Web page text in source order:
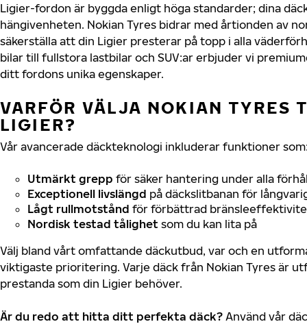
Ligier-fordon är byggda enligt höga standarder; dina
hängivenheten. Nokian Tyres bidrar med årtionden av
säkerställa att din Ligier presterar på topp i alla
bilar till fullstora lastbilar och SUV:ar erbjuder vi
ditt fordons unika egenskaper.
VARFÖR VÄLJA NOKIAN TYRES
LIGIER?
Vår avancerade däckteknologi inkluderar funktioner
Utmärkt grepp för säker hantering under alla
Exceptionell livslängd på däckslitbanan för
Lågt rullmotstånd för förbättrad
Nordisk testad tålighet som du kan lita på
Välj bland vårt omfattande däckutbud, var och en
viktigaste prioritering. Varje däck från Nokian Tyres är
prestanda som din Ligier behöver.
Är du redo att hitta ditt perfekta däck? Använd vår